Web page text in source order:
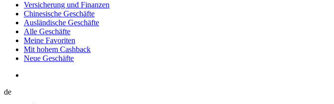
Versicherung und Finanzen
Chinesische Geschäfte
Ausländische Geschäfte
Alle Geschäfte
Meine Favoriten
Mit hohem Cashback
Neue Geschäfte
de